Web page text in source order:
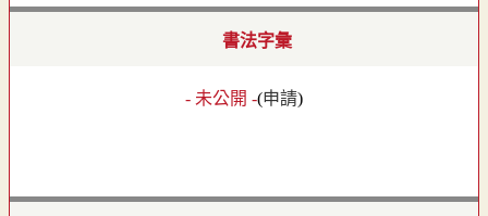
書法字彙
- 未公開 -(申請)